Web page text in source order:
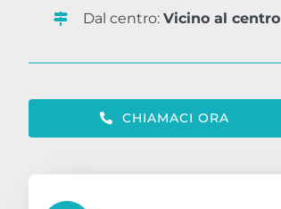
Dal centro:Vicino al centro
CHIAMACI ORA